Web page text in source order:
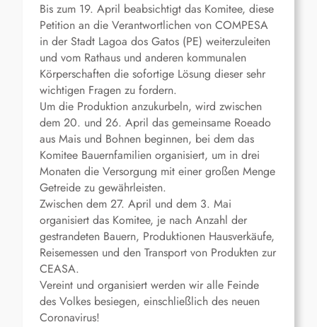
Bis zum 19. April beabsichtigt das Komitee, diese
Petition an die Verantwortlichen von COMPESA
in der Stadt Lagoa dos Gatos (PE) weiterzuleiten
und vom Rathaus und anderen kommunalen
Körperschaften die sofortige Lösung dieser sehr
wichtigen Fragen zu fordern.
Um die Produktion anzukurbeln, wird zwischen
dem 20. und 26. April das gemeinsame Roeado
aus Mais und Bohnen beginnen, bei dem das
Komitee Bauernfamilien organisiert, um in drei
Monaten die Versorgung mit einer großen Menge
Getreide zu gewährleisten.
Zwischen dem 27. April und dem 3. Mai
organisiert das Komitee, je nach Anzahl der
gestrandeten Bauern, Produktionen Hausverkäufe,
Reisemessen und den Transport von Produkten zur
CEASA.
Vereint und organisiert werden wir alle Feinde
des Volkes besiegen, einschließlich des neuen
Coronavirus!